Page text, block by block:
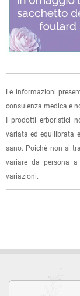
Per maggiori
Le informazioni
consulenza medica e
I prodotti erboristici
variata ed equilibrata
sano. Poichè non si
variare da persona
variazioni.